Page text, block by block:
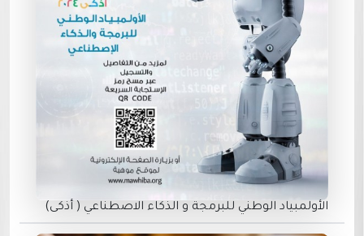
الأولمبياد الوطني للبرمجة و الذكاء الاصطناعي ( أذكى)